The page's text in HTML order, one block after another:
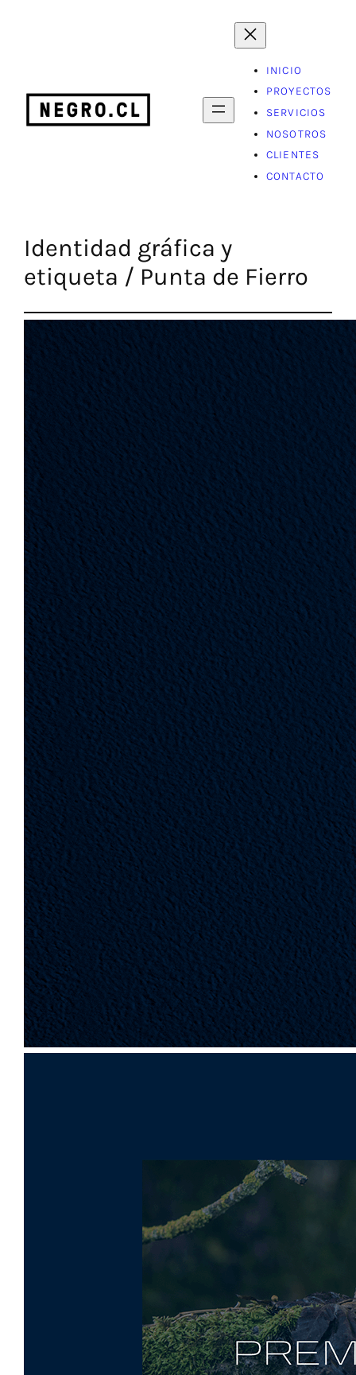
INICIO
PROYECTOS
SERVICIOS
NOSOTROS
CLIENTES
CONTACTO
Identidad gráfica y
etiqueta / Punta de Fierro